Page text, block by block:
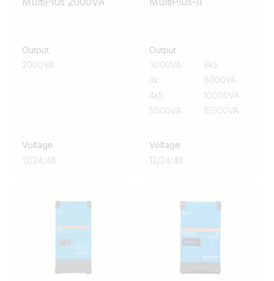
Output
2000VA
Voltage
12/24/48
Output
3000VA
4k
4k5
5000VA
6k5
8000VA
10000VA
15000VA
Voltage
12/24/48